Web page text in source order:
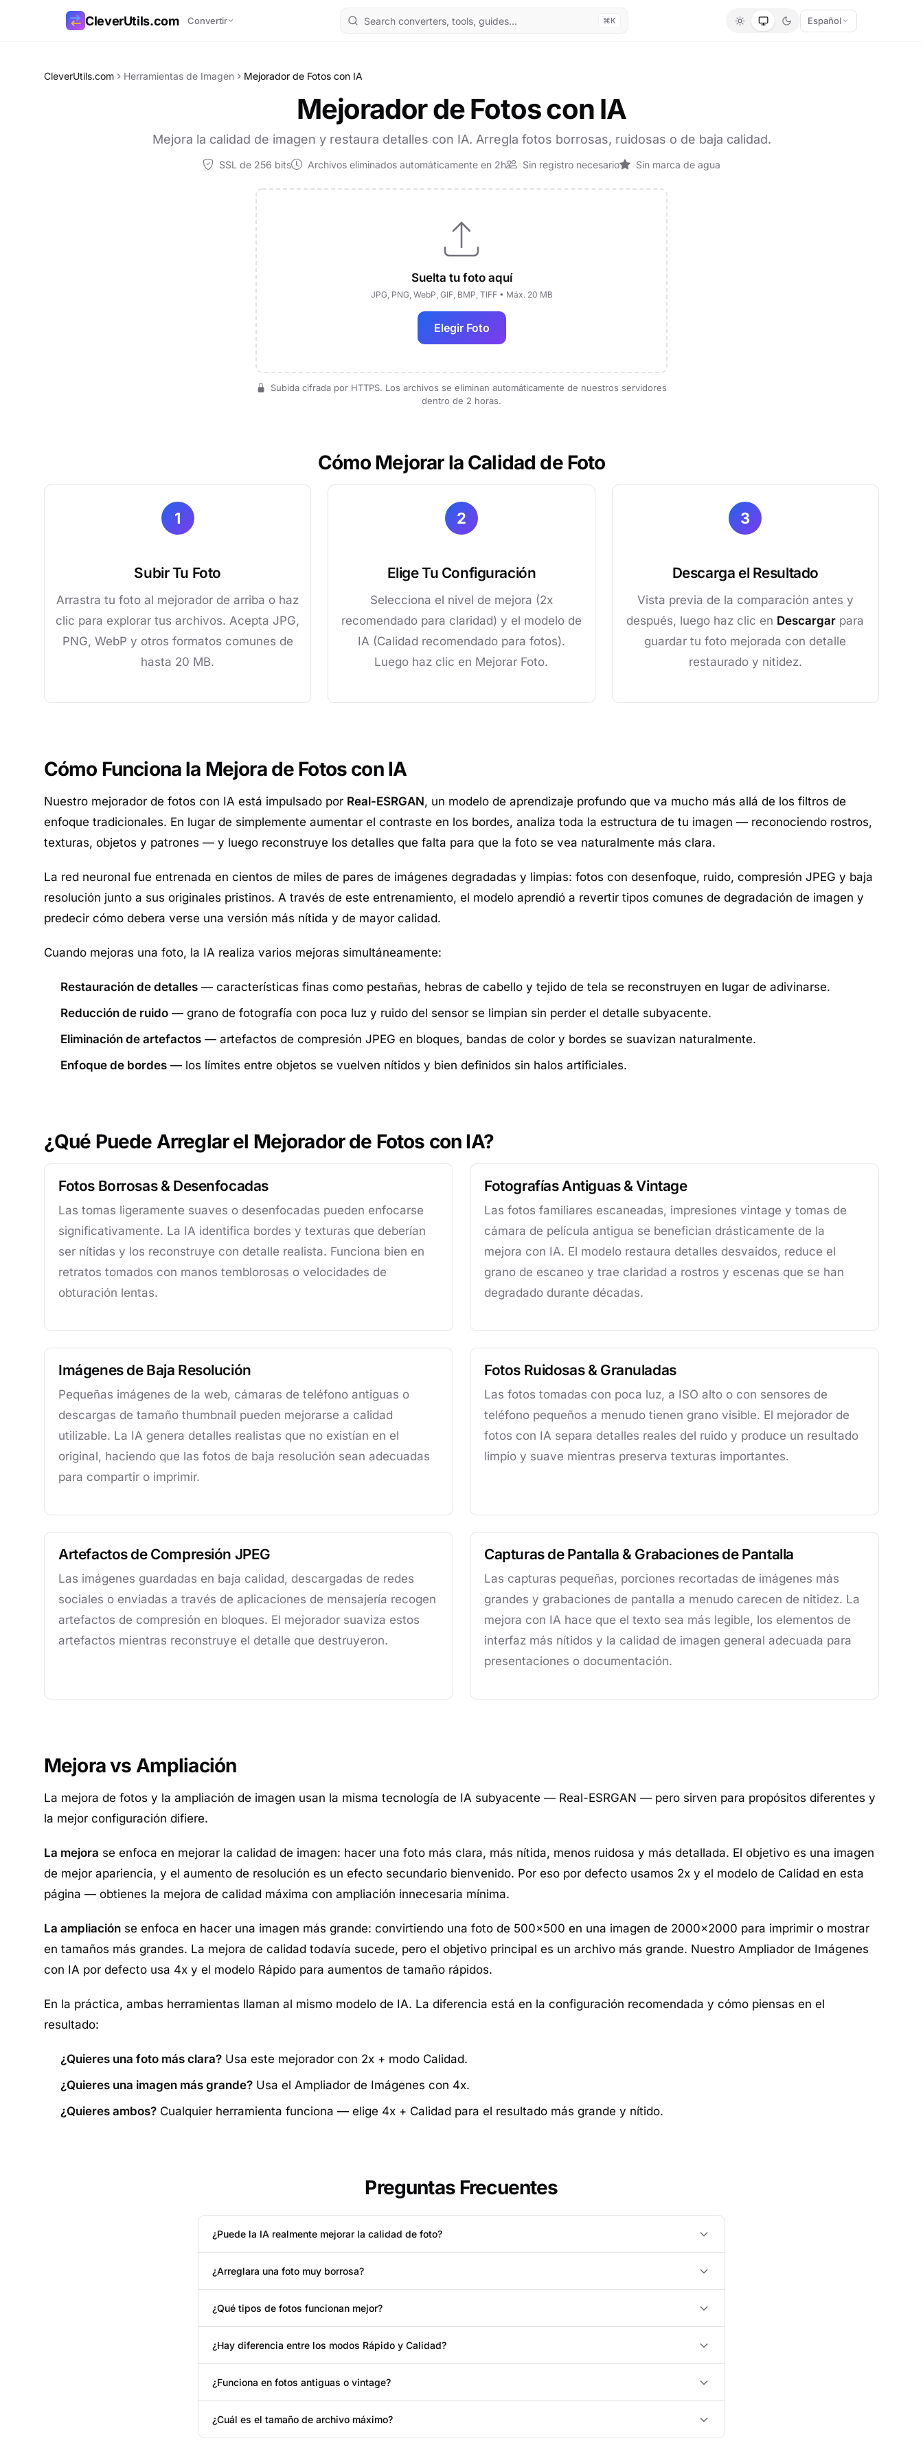
CleverUtils.com Convertir ⌘K Español
CleverUtils.com Herramientas de Imagen Mejorador de Fotos con IA
Mejorador de Fotos con IA
Mejora la calidad de imagen y restaura detalles con IA. Arregla fotos borrosas, ruidosas o de baja calidad.
SSL de 256 bits Archivos eliminados automáticamente en 2h Sin registro necesario Sin marca de agua
Suelta tu foto aquí
JPG, PNG, WebP, GIF, BMP, TIFF • Máx. 20 MB
Elegir Foto
Subida cifrada por HTTPS. Los archivos se eliminan automáticamente de nuestros servidores
dentro de 2 horas.
Cómo Mejorar la Calidad de Foto
1
Subir Tu Foto
Arrastra tu foto al mejorador de arriba o haz
clic para explorar tus archivos. Acepta JPG,
PNG, WebP y otros formatos comunes de
hasta 20 MB.
2
Elige Tu Configuración
Selecciona el nivel de mejora (2x
recomendado para claridad) y el modelo de
IA (Calidad recomendado para fotos).
Luego haz clic en Mejorar Foto.
3
Descarga el Resultado
Vista previa de la comparación antes y
después, luego haz clic en Descargar para
guardar tu foto mejorada con detalle
restaurado y nitidez.
Cómo Funciona la Mejora de Fotos con IA
Nuestro mejorador de fotos con IA está impulsado por Real-ESRGAN, un modelo de aprendizaje profundo que va mucho más allá de los filtros de
enfoque tradicionales. En lugar de simplemente aumentar el contraste en los bordes, analiza toda la estructura de tu imagen — reconociendo rostros,
texturas, objetos y patrones — y luego reconstruye los detalles que falta para que la foto se vea naturalmente más clara.
La red neuronal fue entrenada en cientos de miles de pares de imágenes degradadas y limpias: fotos con desenfoque, ruido, compresión JPEG y baja
resolución junto a sus originales pristinos. A través de este entrenamiento, el modelo aprendió a revertir tipos comunes de degradación de imagen y
predecir cómo debera verse una versión más nítida y de mayor calidad.
Cuando mejoras una foto, la IA realiza varios mejoras simultáneamente:
Restauración de detalles — características finas como pestañas, hebras de cabello y tejido de tela se reconstruyen en lugar de adivinarse.
Reducción de ruido — grano de fotografía con poca luz y ruido del sensor se limpian sin perder el detalle subyacente.
Eliminación de artefactos — artefactos de compresión JPEG en bloques, bandas de color y bordes se suavizan naturalmente.
Enfoque de bordes — los límites entre objetos se vuelven nítidos y bien definidos sin halos artificiales.
¿Qué Puede Arreglar el Mejorador de Fotos con IA?
Fotos Borrosas & Desenfocadas
Las tomas ligeramente suaves o desenfocadas pueden enfocarse
significativamente. La IA identifica bordes y texturas que deberían
ser nítidas y los reconstruye con detalle realista. Funciona bien en
retratos tomados con manos temblorosas o velocidades de
obturación lentas.
Fotografías Antiguas & Vintage
Las fotos familiares escaneadas, impresiones vintage y tomas de
cámara de película antigua se benefician drásticamente de la
mejora con IA. El modelo restaura detalles desvaidos, reduce el
grano de escaneo y trae claridad a rostros y escenas que se han
degradado durante décadas.
Imágenes de Baja Resolución
Pequeñas imágenes de la web, cámaras de teléfono antiguas o
descargas de tamaño thumbnail pueden mejorarse a calidad
utilizable. La IA genera detalles realistas que no existían en el
original, haciendo que las fotos de baja resolución sean adecuadas
para compartir o imprimir.
Fotos Ruidosas & Granuladas
Las fotos tomadas con poca luz, a ISO alto o con sensores de
teléfono pequeños a menudo tienen grano visible. El mejorador de
fotos con IA separa detalles reales del ruido y produce un resultado
limpio y suave mientras preserva texturas importantes.
Artefactos de Compresión JPEG
Las imágenes guardadas en baja calidad, descargadas de redes
sociales o enviadas a través de aplicaciones de mensajería recogen
artefactos de compresión en bloques. El mejorador suaviza estos
artefactos mientras reconstruye el detalle que destruyeron.
Capturas de Pantalla & Grabaciones de Pantalla
Las capturas pequeñas, porciones recortadas de imágenes más
grandes y grabaciones de pantalla a menudo carecen de nitidez. La
mejora con IA hace que el texto sea más legible, los elementos de
interfaz más nítidos y la calidad de imagen general adecuada para
presentaciones o documentación.
Mejora vs Ampliación
La mejora de fotos y la ampliación de imagen usan la misma tecnología de IA subyacente — Real-ESRGAN — pero sirven para propósitos diferentes y
la mejor configuración difiere.
La mejora se enfoca en mejorar la calidad de imagen: hacer una foto más clara, más nítida, menos ruidosa y más detallada. El objetivo es una imagen
de mejor apariencia, y el aumento de resolución es un efecto secundario bienvenido. Por eso por defecto usamos 2x y el modelo de Calidad en esta
página — obtienes la mejora de calidad máxima con ampliación innecesaria mínima.
La ampliación se enfoca en hacer una imagen más grande: convirtiendo una foto de 500×500 en una imagen de 2000×2000 para imprimir o mostrar
en tamaños más grandes. La mejora de calidad todavía sucede, pero el objetivo principal es un archivo más grande. Nuestro Ampliador de Imágenes
con IA por defecto usa 4x y el modelo Rápido para aumentos de tamaño rápidos.
En la práctica, ambas herramientas llaman al mismo modelo de IA. La diferencia está en la configuración recomendada y cómo piensas en el
resultado:
¿Quieres una foto más clara? Usa este mejorador con 2x + modo Calidad.
¿Quieres una imagen más grande? Usa el Ampliador de Imágenes con 4x.
¿Quieres ambos? Cualquier herramienta funciona — elige 4x + Calidad para el resultado más grande y nítido.
Preguntas Frecuentes
¿Puede la IA realmente mejorar la calidad de foto?
¿Arreglara una foto muy borrosa?
¿Qué tipos de fotos funcionan mejor?
¿Hay diferencia entre los modos Rápido y Calidad?
¿Funciona en fotos antiguas o vintage?
¿Cuál es el tamaño de archivo máximo?